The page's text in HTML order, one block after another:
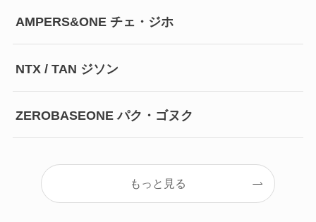
AMPERS&ONE チェ・ジホ
NTX / TAN ジソン
ZEROBASEONE パク・ゴヌク
もっと見る